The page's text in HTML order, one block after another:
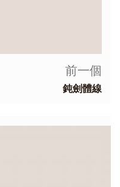
前一個
鈍劍體線